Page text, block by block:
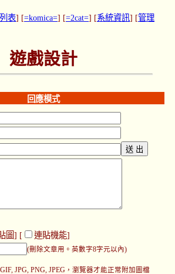
表] [=komica=] [=2cat=] [系統資訊] [管理
遊戲設計
回應模式
圖] [ 連貼機能]
(刪除文章用。英數字8字元以內)
JPG, PNG, JPEG，瀏覽器才能正常附加圖檔